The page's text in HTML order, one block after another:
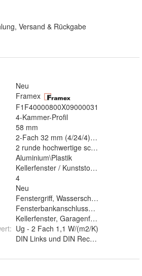
Versand & Rückgabe
Neu
Framex
F1F40000800X09000031
4-Kammer-Profil
58 mm
2-Fach 32 mm (4/24/4)mm
2 runde hochwertige schwarze
Aluminium\Plastik
Kellerfenster / Kunststofffenster
4
Neu
Fenstergriff, Wasserschlitzkappen
Fensterbankanschlussprofil
Kellerfenster, Garagenfenster,
: Ug - 2 Fach 1,1 W/(m2/K)
DIN Links und DIN Rechts